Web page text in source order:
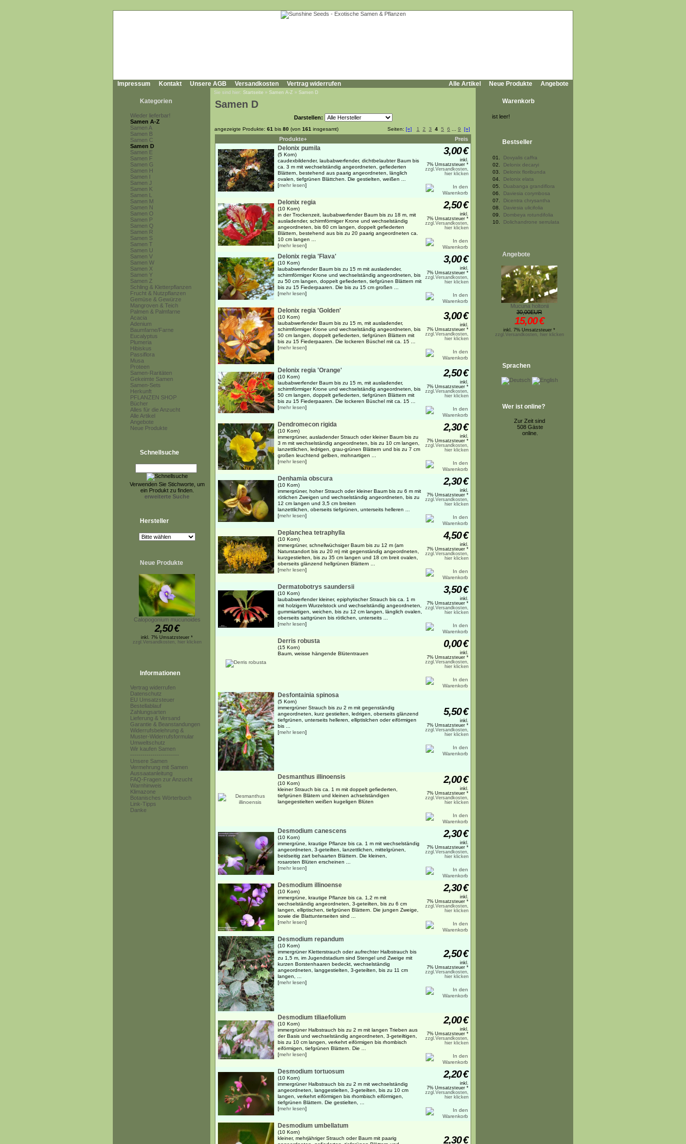
Impressum Kontakt Unsere AGB Versandkosten Vertrag widerrufen Alle Artikel Neue Produkte Angebote
Kategorien
Wieder lieferbar!
Samen A-Z
Samen A
Samen B
Samen C
Samen D
Samen E
Samen F
Samen G
Samen H
Samen I
Samen J
Samen K
Samen L
Samen M
Samen N
Samen O
Samen P
Samen Q
Samen R
Samen S
Samen T
Samen U
Samen V
Samen W
Samen X
Samen Y
Samen Z
Schling & Kletterpflanzen
Frucht & Nutzpflanzen
Gemüse & Gewürze
Mangroven & Teich
Palmen & Palmfarne
Acacia
Adenium
Baumfarne/Farne
Eucalyptus
Plumeria
Hibiskus
Passiflora
Musa
Proteen
Samen-Raritäten
Gekeimte Samen
Samen-Sets
Herkunft
PFLANZEN SHOP
Bücher
Alles für die Anzucht
Alle Artikel
Angebote
Neue Produkte
Schnellsuche
Verwenden Sie Stichworte, um
ein Produkt zu finden.
erweiterte Suche
Hersteller
Neue Produkte
Calopogonium mucunoides
2,50€
inkl. 7% Umsatzsteuer *
zzgl.Versandkosten, hier klicken
Informationen
Vertrag widerrufen
Datenschutz
EU Umsatzsteuer
Bestellablauf
Zahlungsarten
Lieferung & Versand
Garantie & Beanstandungen
Widerrufsbelehrung &
Muster-Widerrufsformular
Umweltschutz
Wir kaufen Samen
------------------------
Unsere Samen
Vermehrung mit Samen
Aussaatanleitung
FAQ-Fragen zur Anzucht
Warnhinweis
Klimazone
Botanisches Wörterbuch
Link-Tipps
Danke
Sie sind hier: Startseite » Samen A-Z » Samen D
Samen D
Darstellen:
angezeigte Produkte: 61 bis 80 (von 161 insgesamt) Seiten: [«] 1 2 3 4 5 6 9 [»]
Produkte+ Preis
Delonix pumila
(5 Korn)
caudexbildender, laubabwerfender, dichtbelaubter Baum bis
ca. 3 m mit wechselständig angeordneten, gefiederten
Blättern, bestehend aus paarig angeordneten, länglich
ovalen, tiefgrünen Blättchen. Die gestielten, weißen ...
[mehr lesen]
3,00€
inkl.
7% Umsatzsteuer *
zzgl.Versandkosten,
hier klicken
Delonix regia
(10 Korn)
in der Trockenzeit, laubabwerfender Baum bis zu 18 m, mit
ausladender, schirmförmiger Krone und wechselständig
angeordneten, bis 60 cm langen, doppelt gefiederten
Blättern, bestehend aus bis zu 20 paarig angeordneten ca.
10 cm langen ...
[mehr lesen]
2,50€
inkl.
7% Umsatzsteuer *
zzgl.Versandkosten,
hier klicken
Delonix regia 'Flava'
(10 Korn)
laubabwerfender Baum bis zu 15 m mit ausladender,
schirmförmiger Krone und wechselständig angeordneten, bis
zu 50 cm langen, doppelt gefiederten, tiefgrünen Blättern mit
bis zu 15 Fiederpaaren. Die bis zu 15 cm großen ...
[mehr lesen]
3,00€
inkl.
7% Umsatzsteuer *
zzgl.Versandkosten,
hier klicken
Delonix regia 'Golden'
(10 Korn)
laubabwerfender Baum bis zu 15 m, mit ausladender,
schirmförmiger Krone und wechselständig angeordneten, bis
50 cm langen, doppelt gefiederten, tiefgrünen Blättern mit
bis zu 15 Fiederpaaren. Die lockeren Büschel mit ca. 15 ...
[mehr lesen]
3,00€
inkl.
7% Umsatzsteuer *
zzgl.Versandkosten,
hier klicken
Delonix regia 'Orange'
(10 Korn)
laubabwerfender Baum bis zu 15 m, mit ausladender,
schirmförmiger Krone und wechselständig angeordneten, bis
50 cm langen, doppelt gefiederten, tiefgrünen Blättern mit
bis zu 15 Fiederpaaren. Die lockeren Büschel mit ca. 15 ...
[mehr lesen]
2,50€
inkl.
7% Umsatzsteuer *
zzgl.Versandkosten,
hier klicken
Dendromecon rigida
(10 Korn)
immergrüner, ausladender Strauch oder kleiner Baum bis zu
3 m mit wechselständig angeordneten, bis zu 10 cm langen,
lanzettlichen, ledrigen, grau-grünen Blättern und bis zu 7 cm
großen leuchtend gelben, mohnartigen ...
[mehr lesen]
2,30€
inkl.
7% Umsatzsteuer *
zzgl.Versandkosten,
hier klicken
Denhamia obscura
(10 Korn)
immergrüner, hoher Strauch oder kleiner Baum bis zu 6 m mit
rötlichen Zweigen und wechselständig angeordneten, bis zu
12 cm langen und 3,5 cm breiten
lanzettlichen, oberseits tiefgrünen, unterseits helleren ...
[mehr lesen]
2,30€
inkl.
7% Umsatzsteuer *
zzgl.Versandkosten,
hier klicken
Deplanchea tetraphylla
(10 Korn)
immergrüner, schnellwüchsiger Baum bis zu 12 m (am
Naturstandort bis zu 20 m) mit gegenständig angeordneten,
kurzgestielten, bis zu 35 cm langen und 18 cm breit ovalen,
oberseits glänzend hellgrünen Blättern ...
[mehr lesen]
4,50€
inkl.
7% Umsatzsteuer *
zzgl.Versandkosten,
hier klicken
Dermatobotrys saundersii
(10 Korn)
laubabwerfender kleiner, epiphytischer Strauch bis ca. 1 m
mit holzigem Wurzelstock und wechselständig angeordneten,
gummiartigen, weichen, bis zu 12 cm langen, länglich ovalen,
oberseits sattgrünen bis rötlichen, unterseits ...
[mehr lesen]
3,50€
inkl.
7% Umsatzsteuer *
zzgl.Versandkosten,
hier klicken
Derris robusta
(15 Korn)
Baum, weisse hängende Blütentrauen
0,00€
inkl.
7% Umsatzsteuer *
zzgl.Versandkosten,
hier klicken
Desfontainia spinosa
(5 Korn)
immergrüner Strauch bis zu 2 m mit gegenständig
angeordneten, kurz gestielten, ledrigen, oberseits glänzend
tiefgrünen, unterseits helleren, elliptislchen oder eiförmigen
bis ...
[mehr lesen]
5,50€
inkl.
7% Umsatzsteuer *
zzgl.Versandkosten,
hier klicken
Desmanthus illinoensis
(10 Korn)
kleiner Strauch bis ca. 1 m mit doppelt gefiederten,
tiefgrünen Blätern und kleinen achselständigen
langegestielten weißen kugeligen Blüten
2,00€
inkl.
7% Umsatzsteuer *
zzgl.Versandkosten,
hier klicken
Desmodium canescens
(10 Korn)
immergrüne, krautige Pflanze bis ca. 1 m mit wechselständig
angeordneten, 3-geteilten, lanzettlichen, mittelgrünen,
beidseitig zart behaarten Blättern. Die kleinen,
rosaroten Blüten erscheinen ...
[mehr lesen]
2,30€
inkl.
7% Umsatzsteuer *
zzgl.Versandkosten,
hier klicken
Desmodium illinoense
(10 Korn)
immergrüne, krautige Pflanze bis ca. 1,2 m mit
wechselständig angeordneten, 3-geteilten, bis zu 6 cm
langen, elliptischen, tiefgrünen Blättern. Die jungen Zweige,
sowie die Blattunterseiten sind ...
[mehr lesen]
2,30€
inkl.
7% Umsatzsteuer *
zzgl.Versandkosten,
hier klicken
Desmodium repandum
(10 Korn)
immergrüner Kletterstrauch oder aufrechter Halbstrauch bis
zu 1,5 m, im Jugendstadium sind Stengel und Zweige mit
kurzen Borstenhaaren bedeckt, wechselständig
angeordneten, langgestielten, 3-geteilten, bis zu 11 cm
langen, ...
[mehr lesen]
2,50€
inkl.
7% Umsatzsteuer *
zzgl.Versandkosten,
hier klicken
Desmodium tiliaefolium
(10 Korn)
immergrüner Halbstrauch bis zu 2 m mit langen Trieben aus
der Basis und wechselständig angeordneten, 3-geteiltigen,
bis zu 10 cm langen, verkehrt eiförmigen bis rhombisch
eiförmigen, tiefgrünen Blättern. Die ...
[mehr lesen]
2,00€
inkl.
7% Umsatzsteuer *
zzgl.Versandkosten,
hier klicken
Desmodium tortuosum
(10 Korn)
immergrüner Halbstrauch bis zu 2 m mit wechselständig
angeordneten, langgestielten, 3-geteilten, bis zu 10 cm
langen, verkehrt eiförmigen bis rhombisch eiförmigen,
tiefgrünen Blättern. Die gestielten, ...
[mehr lesen]
2,20€
inkl.
7% Umsatzsteuer *
zzgl.Versandkosten,
hier klicken
Desmodium umbellatum
(10 Korn)
kleiner, mehrjähriger Strauch oder Baum mit paarig
2,30€
Warenkorb
ist leer!
Bestseller
01.
Dovyalis caffra
02.
Delonix decaryi
03.
Delonix floribunda
04.
Delonix elata
05.
Duabanga grandiflora
06.
Daviesia corymbosa
07.
Dicentra chrysantha
08.
Daviesia ulicifolia
09.
Dombeya rotundifolia
10.
Dolichandrone serrulata
Angebote
Mucuna holtonii
30,00EUR
15,00€
inkl. 7% Umsatzsteuer *
zzgl.Versandkosten, hier klicken
Sprachen
Wer ist online?
Zur Zeit sind
508 Gäste
online.